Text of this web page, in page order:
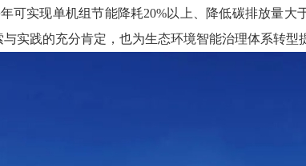
可实现单机组节能降耗20%以上、降低碳排放量
实践的充分肯定，也为生态环境智能治理体系转型